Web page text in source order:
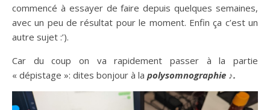
commencé à essayer de faire depuis quelques semaines,
avec un peu de résultat pour le moment. Enfin ça c’est un
autre sujet :’).
Car du coup on va rapidement passer à la partie
« dépistage »: dites bonjour à la polysomnographie ♪.